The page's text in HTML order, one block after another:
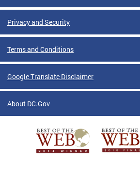
Privacy and Security
Terms and Conditions
Google Translate Disclaimer
About DC.Gov